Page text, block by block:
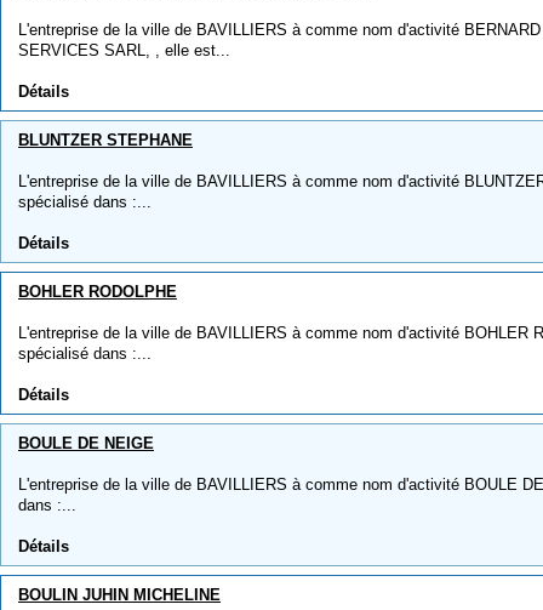
L'entreprise de la ville de BAVILLIERS à comme nom d'activité
SERVICES SARL, , elle est...
Détails
BLUNTZER STEPHANE
L'entreprise de la ville de BAVILLIERS à comme nom d'activité
spécialisé dans :...
Détails
BOHLER RODOLPHE
L'entreprise de la ville de BAVILLIERS à comme nom d'activité BOHLER
spécialisé dans :...
Détails
BOULE DE NEIGE
L'entreprise de la ville de BAVILLIERS à comme nom d'activité BOULE
dans :...
Détails
BOULIN JUHIN MICHELINE